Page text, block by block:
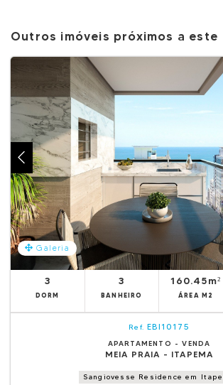
Outros imóveis próximos a este
Galeria
3
DORM
3
BANHEIRO
160.45m²
ÁREA M2
Ref. EBI10175
APARTAMENTO - VENDA
MEIA PRAIA - ITAPEMA
Sangiovesse Residence em